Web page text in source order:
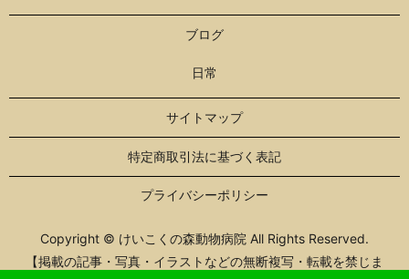
ブログ
日常
サイトマップ
特定商取引法に基づく表記
プライバシーポリシー
Copyright © けいこくの森動物病院 All Rights Reserved.
【掲載の記事・写真・イラストなどの無断複写・転載を禁じま